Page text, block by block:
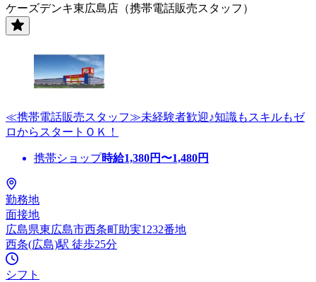
ケーズデンキ東広島店（携帯電話販売スタッフ）
≪携帯電話販売スタッフ≫未経験者歓迎♪知識もスキルもゼ
ロからスタートＯＫ！
携帯ショップ時給1,380円〜1,480円
勤務地
面接地
広島県東広島市西条町助実1232番地
西条(広島)駅 徒歩25分
シフト